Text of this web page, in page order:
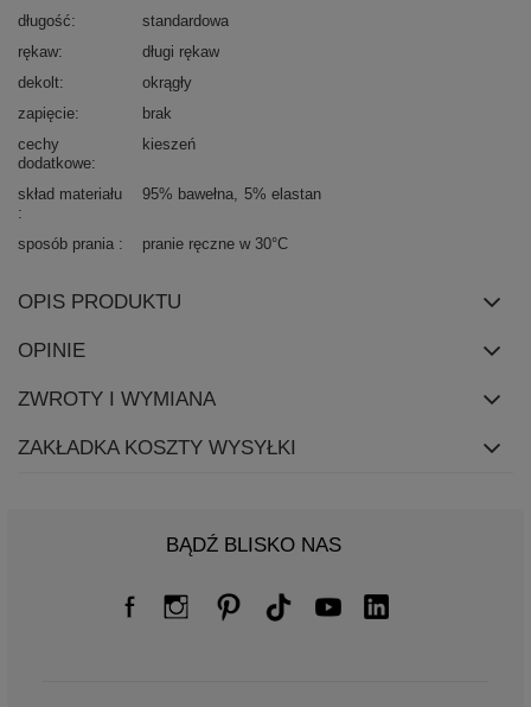
długość
standardowa
rękaw
długi rękaw
dekolt
okrągły
zapięcie
brak
cechy
dodatkowe
kieszeń
skład materiału 95% bawełna 5% elastan
sposób prania pranie ręczne w 30°C
OPIS PRODUKTU
OPINIE
ZWROTY I WYMIANA
ZAKŁADKA KOSZTY WYSYŁKI
BĄDŹ BLISKO NAS